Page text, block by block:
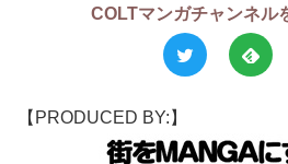
COLTマンガチャンネル
【PRODUCED BY:】